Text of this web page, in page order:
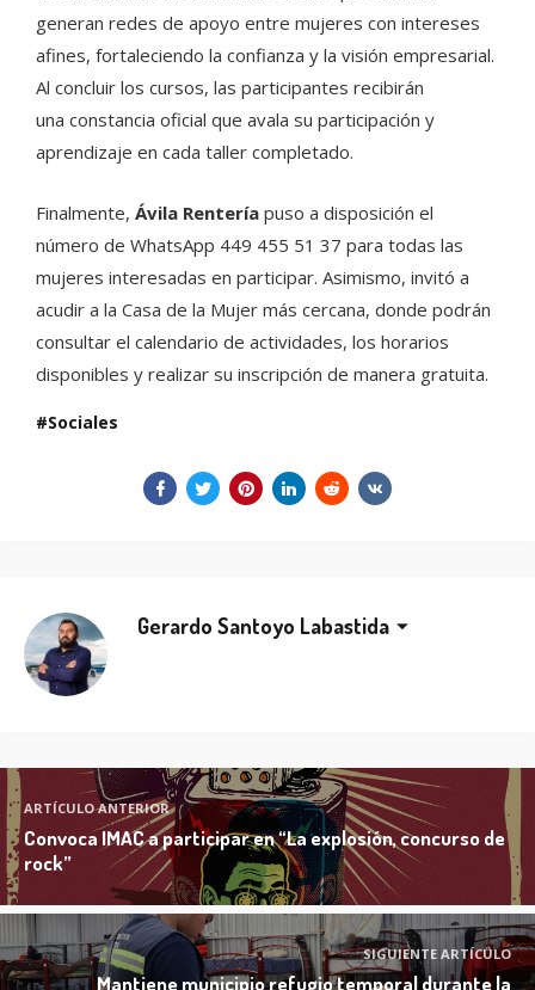
generan redes de apoyo entre mujeres con intereses
afines, fortaleciendo la confianza y la visión empresarial.
Al concluir los cursos, las participantes recibirán
una constancia oficial que avala su participación y
aprendizaje en cada taller completado.
Finalmente, Ávila Rentería puso a disposición el
número de WhatsApp 449 455 51 37 para todas las
mujeres interesadas en participar. Asimismo, invitó a
acudir a la Casa de la Mujer más cercana, donde podrán
consultar el calendario de actividades, los horarios
disponibles y realizar su inscripción de manera gratuita.
Sociales
Gerardo Santoyo Labastida
ARTÍCULO ANTERIOR
Convoca IMAC a participar en “La explosión, concurso de
rock”
SIGUIENTE ARTÍCULO
Mantiene municipio refugio temporal durante la